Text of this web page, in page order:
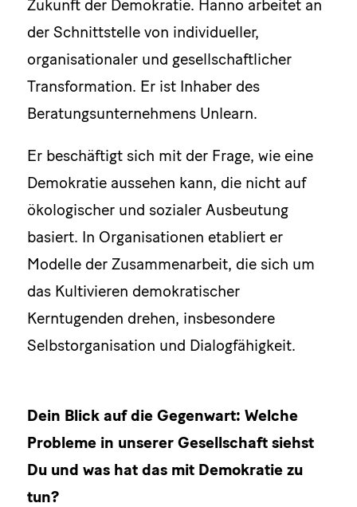
Zukunft der Demokratie. Hanno arbeitet an
der Schnittstelle von individueller,
organisationaler und gesellschaftlicher
Transformation. Er ist Inhaber des
Beratungsunternehmens Unlearn.
Er beschäftigt sich mit der Frage, wie eine
Demokratie aussehen kann, die nicht auf
ökologischer und sozialer Ausbeutung
basiert. In Organisationen etabliert er
Modelle der Zusammenarbeit, die sich um
das Kultivieren demokratischer
Kerntugenden drehen, insbesondere
Selbstorganisation und Dialogfähigkeit.
Dein Blick auf die Gegenwart: Welche
Probleme in unserer Gesellschaft siehst
Du und was hat das mit Demokratie zu
tun?